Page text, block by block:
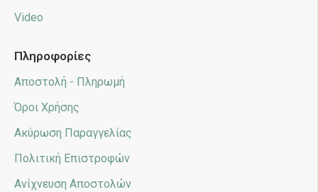
Video
Πληροφορίες
Αποστολή - Πληρωμή
Όροι Χρήσης
Ακύρωση Παραγγελίας
Πολιτική Επιστροφών
Ανίχνευση Αποστολών